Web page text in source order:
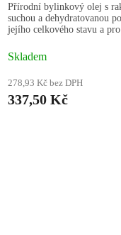
Přírodní bylinkový olej s
suchou a dehydratovanou
jejího celkového stavu a pro
Skladem
278,93 Kč bez DPH
337,50 Kč